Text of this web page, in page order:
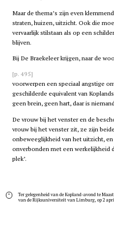
Maar de thema’s zijn even
straten, huizen, uitzicht. Ook die
vervaarlijk stilstaan als op een
blijven.
Bij De Braekeleer krijgen, naar de
[p. 495]
voorwerpen een speciaal angstige
geschilderde equivalent van
geen brein, geen hart, daar is
De vrouw bij het venster en de
vrouw bij het venster zit, ze zijn
onbeweeglijkheid van het uitzicht,
onverbonden met een werkelijkheid
plek’.
*
Ter gelegenheid van de Kopland-avond te
van de Rijksuniversiteit van Limburg, op 2